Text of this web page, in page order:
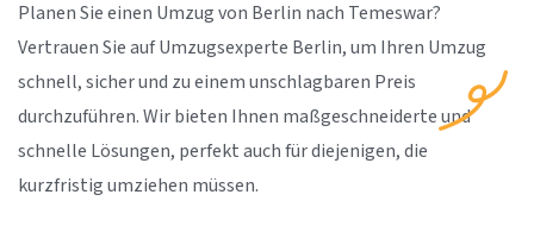
Planen Sie einen Umzug von Berlin nach Temeswar?
Vertrauen Sie auf Umzugsexperte Berlin, um Ihren Umzug
schnell, sicher und zu einem unschlagbaren Preis
durchzuführen. Wir bieten Ihnen maßgeschneiderte und
schnelle Lösungen, perfekt auch für diejenigen, die
kurzfristig umziehen müssen.